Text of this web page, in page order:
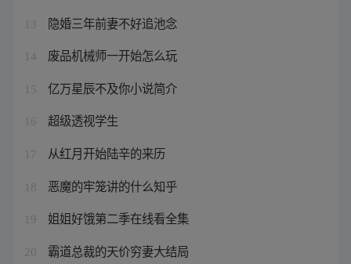
13 隐婚三年前妻不好追池念
14 废品机械师一开始怎么玩
15 亿万星辰不及你小说简介
16 超级透视学生
17 从红月开始陆辛的来历
18 恶魔的牢笼讲的什么知乎
19 姐姐好饿第二季在线看全集
20 霸道总裁的天价穷妻大结局